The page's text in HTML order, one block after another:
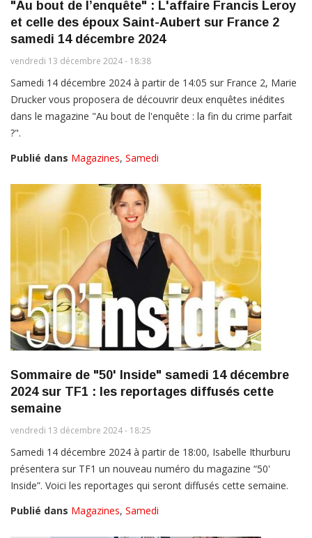
"Au bout de l’enquête" : L'affaire Francis Leroy
et celle des époux Saint-Aubert sur France 2
samedi 14 décembre 2024
vendredi 13 décembre 2024 - 18:38
Samedi 14 décembre 2024 à partir de 14:05 sur France 2, Marie
Drucker vous proposera de découvrir deux enquêtes inédites
dans le magazine "Au bout de l'enquête : la fin du crime parfait
?".
Publié dans Magazines, Samedi
Sommaire de "50' Inside" samedi 14 décembre
2024 sur TF1 : les reportages diffusés cette
semaine
vendredi 13 décembre 2024 - 18:25
Samedi 14 décembre 2024 à partir de 18:00, Isabelle Ithurburu
présentera sur TF1 un nouveau numéro du magazine “50'
Inside”. Voici les reportages qui seront diffusés cette semaine.
Publié dans Magazines, Samedi